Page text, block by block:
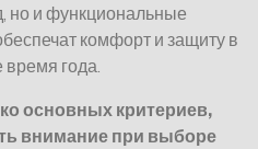
но и функциональные
комфорт и защиту в
года.
основных критериев,
внимание при выборе